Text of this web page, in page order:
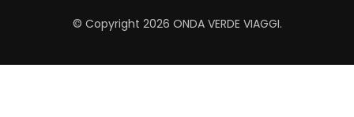
© Copyright 2026 ONDA VERDE VIAGGI.